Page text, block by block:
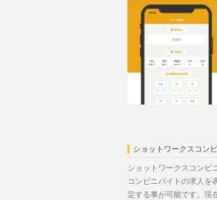
ショットワークスコン
ショットワークスコンビ
コンビニバイトの求人を
定する事が可能です。現